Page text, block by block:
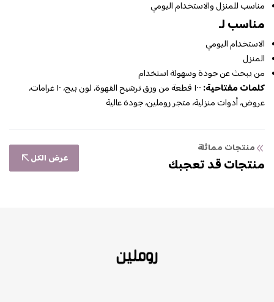
مناسب للمنزل والاستخدام اليومي
مناسب لـ
الاستخدام اليومي
المنزل
من يبحث عن جودة وسهولة استخدام
كلمات مفتاحية:
١٠٠ قطعة من ورق ترشيح القهوة، لون بيج، ١٠ غرامات،
عروض، أدوات منزلية، متجر روملين، جودة عالية
منتجات مماثلة
منتجات قد تعجبك عرض الكل